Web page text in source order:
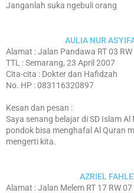
Janganlah suka ngebuli orang
AULIA NUR
Alamat : Jalan Pandawa RT 03 RW
TTL : Semarang, 23 April 2007
Cita-cita : Dokter dan Hafidzah
No. HP : 083116320897
Kesan dan pesan :
Saya senang belajar di SD Islam
pondok bisa menghafal Al Quran
mengerti kita.
AZRIEL
Alamat : Jalan Melem RT 17 RW